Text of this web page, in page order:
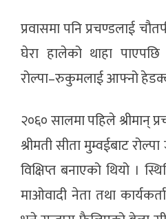
प्रवासमा पनि प्रचण्डलाई
घेरा हालेको थाहा पाएपछि
रोल्पा–रुकुमलाई आफ्नो
२०६० सालमा पहिले श्रीमान्
श्रीमती सीता मुम्वईबाट
विक्षिप्त बनाएको थियो ।
माओवादी नेता तथा